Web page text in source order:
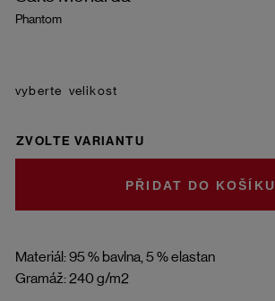
Phantom
Materiál: 95 % bavlna, 5 % elastan
Gramáž: 240 g/m2
velikost
ZVOLTE VARIANTU
DO KOŠÍKU